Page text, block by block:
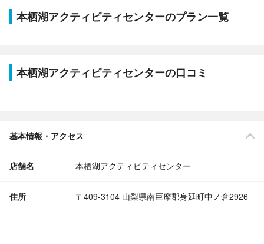
本栖湖アクティビティセンターのプラン一覧
本栖湖アクティビティセンターの口コミ
基本情報・アクセス
店舗名 本栖湖アクティビティセンター
住所 〒409-3104 山梨県南巨摩郡身延町中ノ倉2926